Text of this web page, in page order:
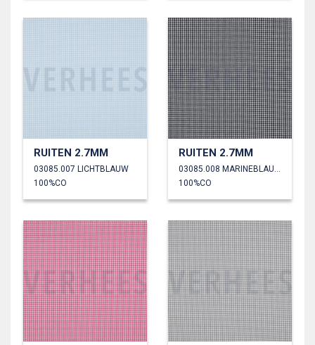
RUITEN 2.7MM
03085.007 LICHTBLAUW
100%CO
RUITEN 2.7MM
03085.008 MARINEBLAUW
100%CO